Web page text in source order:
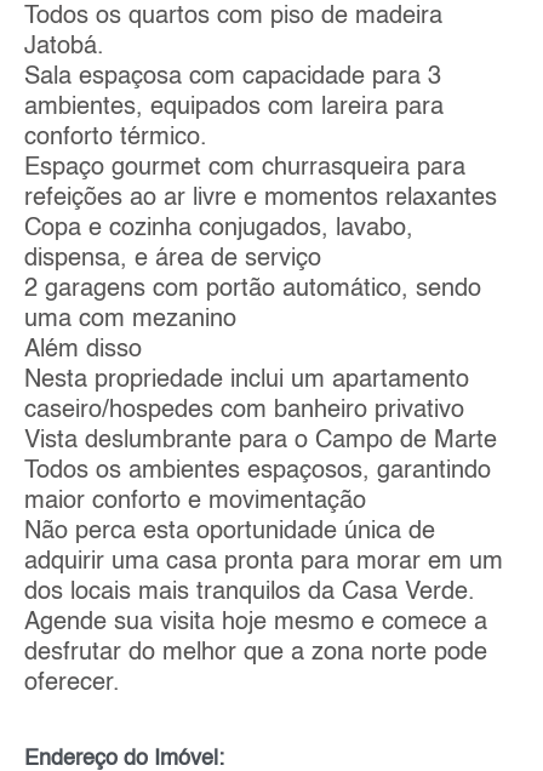
Todos os quartos com piso de madeira
Jatobá.
Sala espaçosa com capacidade para 3
ambientes, equipados com lareira para
conforto térmico.
Espaço gourmet com churrasqueira para
refeições ao ar livre e momentos relaxantes
Copa e cozinha conjugados, lavabo,
dispensa, e área de serviço
2 garagens com portão automático, sendo
uma com mezanino
Além disso
Nesta propriedade inclui um apartamento
caseiro/hospedes com banheiro privativo
Vista deslumbrante para o Campo de Marte
Todos os ambientes espaçosos, garantindo
maior conforto e movimentação
Não perca esta oportunidade única de
adquirir uma casa pronta para morar em um
dos locais mais tranquilos da Casa Verde.
Agende sua visita hoje mesmo e comece a
desfrutar do melhor que a zona norte pode
oferecer.
Endereço do Imóvel: